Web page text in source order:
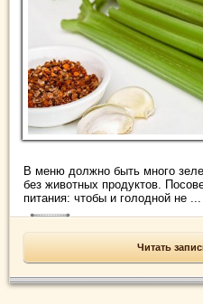
В меню должно быть много
без животных продуктов.
питания: чтобы и голодной не ...
Читать